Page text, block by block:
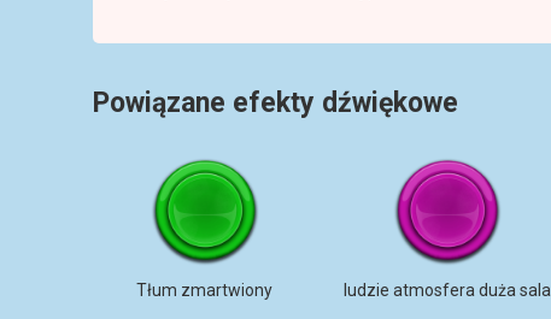
Powiązane efekty dźwiękowe
Tłum zmartwiony ludzie atmosfera duża sala